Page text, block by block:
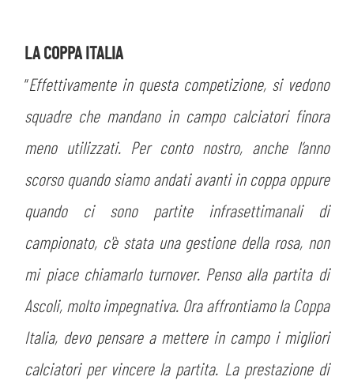
LAVORA CON NOI
ACADEMY
LEGENDS
PARTNER
LA COPPA ITALIA
“Effettivamente in questa competizione, si vedono
squadre che mandano in campo calciatori finora
meno utilizzati. Per conto nostro, anche l’anno
scorso quando siamo andati avanti in coppa oppure
quando ci sono partite infrasettimanali di
campionato, c'è stata una gestione della rosa, non
mi piace chiamarlo turnover. Penso alla partita di
Ascoli, molto impegnativa. Ora affrontiamo la Coppa
Italia, devo pensare a mettere in campo i migliori
calciatori per vincere la partita. La prestazione di